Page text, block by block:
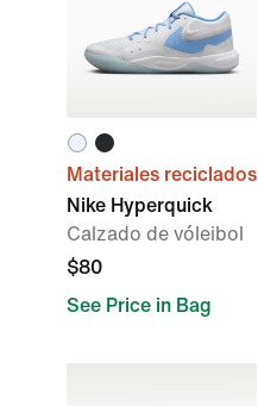
Materiales reciclados
Nike Hyperquick
Calzado de vóleibol
$80
See Price in Bag